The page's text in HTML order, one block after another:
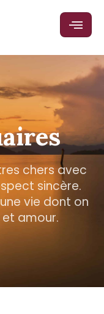
chers avec
sincère.
vie dont on
amour.